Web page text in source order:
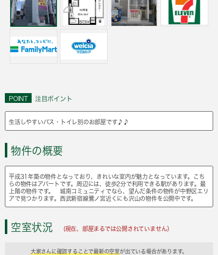
POINT 注目ポイント
生活しやすいバス・トイレ別のお部屋です♪♪
物件の概要
平成31年築の物件となっており、きれいな室内が魅力となっています。こち
らの物件はアパートです。周辺には、徒歩2分で利用できる駅があります。最
上階の物件です。 城南コミュニティでなら、望んだ条件の物件が中野区エリ
アで見つかります。西武新宿線鷺ノ宮近くにも沢山の物件を公開中です。
空室状況 (現在、部屋まるでは公開されていません）
大家さんに確認することで最新の空室が出ている場合があります。